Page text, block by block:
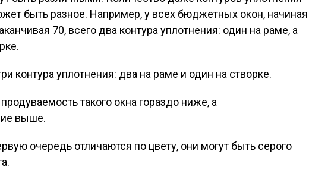
быть разное. Например, у всех бюджетных окон, начиная
70, всего два контура уплотнения: один на раме, а
контура уплотнения: два на раме и один на створке.
такого окна гораздо ниже, а
выше.
очередь отличаются по цвету, они могут быть серого